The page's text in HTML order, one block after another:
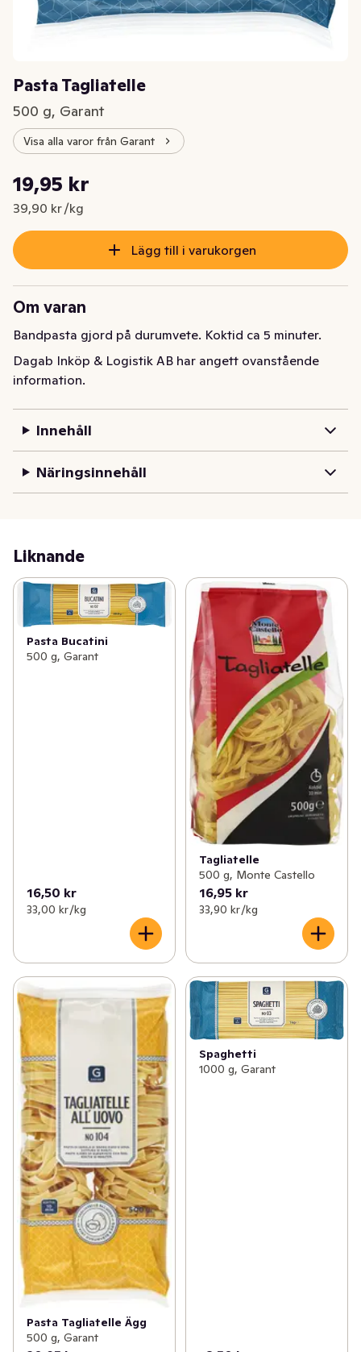
Pasta Tagliatelle
500 g, Garant
Visa alla varor från Garant
Nuvarande pris är: 19,95 kr
19,95 kr
39,90 kr /kg
Styckpris: 39,90 kr /kg
Lägg till i varukorgen
Om varan
Bandpasta gjord på durumvete. Koktid ca 5 minuter.
Dagab Inköp & Logistik AB har angett ovanstående
information.
Innehåll
Näringsinnehåll
Liknande
Pasta Bucatini
500 g, Garant
16,50 kr
33,00 kr /kg
Tagliatelle
500 g, Monte Castello
16,95 kr
33,90 kr /kg
Pasta Tagliatelle Ägg
500 g, Garant
Spaghetti
1000 g, Garant